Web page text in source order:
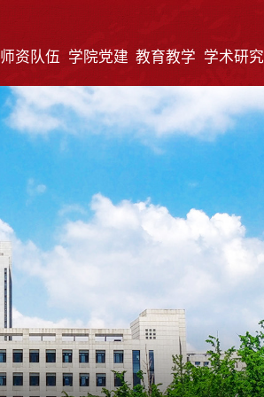
师资队伍 学院党建 教育教学 学术研究